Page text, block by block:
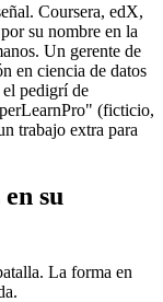
Coursera, edX,
su nombre en la
Un gerente de
en ciencia de datos
pedigrí de
(ficticio,
trabajo extra para
su
La forma en